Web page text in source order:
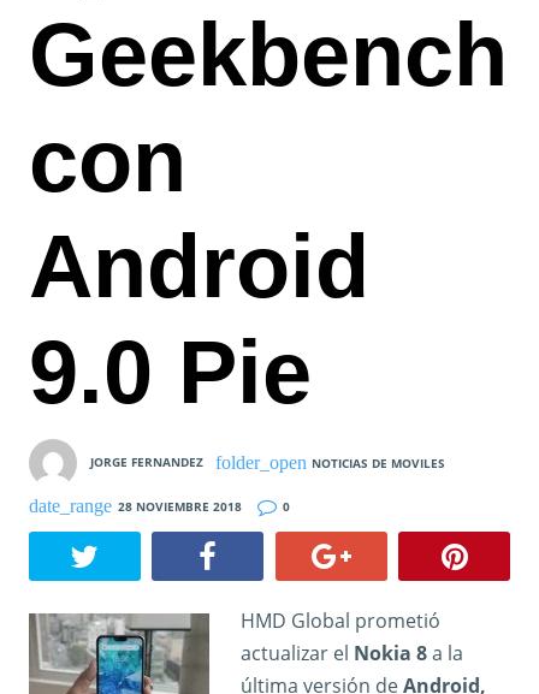
Geekbench
con
Android
9.0 Pie
JORGE FERNANDEZ NOTICIAS DE MOVILES
28 NOVIEMBRE 2018 0
HMD Global prometió
actualizar el Nokia 8a la
última versión deAndroid,